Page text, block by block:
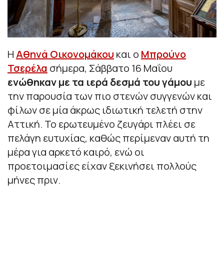
ΗΑθηνά Οικονομάκου και ο Μπρούνο
Τσερέλα σήμερα, Σάββατο 16 Μαΐου
ενώθηκαν με τα ιερά δεσμά του γάμου με
την παρουσία των πιο στενών συγγενών και
φίλων σε μία άκρως ιδιωτική τελετή στην
Αττική. Το ερωτευμένο ζευγάρι πλέει σε
πελάγη ευτυχίας, καθώς περίμεναν αυτή τη
μέρα για αρκετό καιρό, ενώ οι
προετοιμασίες είχαν ξεκινήσει πολλούς
μήνες πριν.